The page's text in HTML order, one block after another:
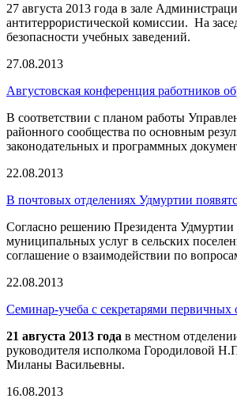
27 августа 2013 года в зале
антитеррористической комиссии. На
безопасности учебных заведений.
27.08.2013
Августовская конференция работников
В соответствии с планом работы
районного сообщества по основным
законодательных и программных
22.08.2013
В почтовых отделениях Удмуртии
Согласно решению Президента Удмуртии
муниципальных услуг в сельских
соглашение о взаимодействии по
22.08.2013
Семинар-учеба с секретарями первичных
21 августа 2013 года в местном
руководителя исполкома Городиловой
Миланы Васильевны.
16.08.2013